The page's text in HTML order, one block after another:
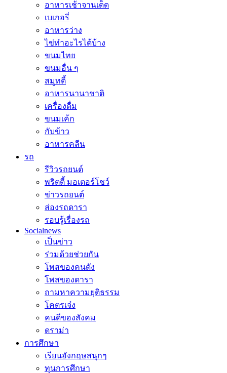
อาหารเช้าจานเด็ด
เบเกอรี่
อาหารว่าง
ไข่ทำอะไรได้บ้าง
ขนมไทย
ขนมอื่น ๆ
สมูทตี้
อาหารนานาชาติ
เครื่องดื่ม
ขนมเค้ก
กับข้าว
อาหารคลีน
รถ
รีวิวรถยนต์
พริตตี้ มอเตอร์โชว์
ข่าวรถยนต์
ส่องรถดารา
รอบรู้เรื่องรถ
Socialnews
เป็นข่าว
ร่วมด้วยช่วยกัน
โพสของคนดัง
โพสของดารา
ถามหาความยุติธรรม
โคตรเจ๋ง
คนดีของสังคม
ดราม่า
การศึกษา
เรียนอังกฤษสนุกๆ
ทุนการศึกษา